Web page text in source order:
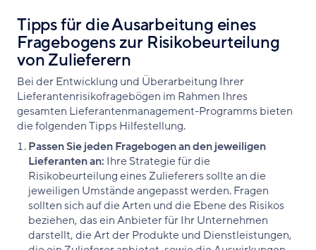
Tipps für die Ausarbeitung eines
Fragebogens zur Risikobeurteilung
von Zulieferern
Bei der Entwicklung und Überarbeitung Ihrer
Lieferantenrisikofragebögen im Rahmen Ihres
gesamten Lieferantenmanagement-Programms bieten
die folgenden Tipps Hilfestellung.
Passen Sie jeden Fragebogen an den jeweiligen
Lieferanten an: Ihre Strategie für die
Risikobeurteilung eines Zulieferers sollte an die
jeweiligen Umstände angepasst werden. Fragen
sollten sich auf die Arten und die Ebene des Risikos
beziehen, das ein Anbieter für Ihr Unternehmen
darstellt, die Art der Produkte und Dienstleistungen,